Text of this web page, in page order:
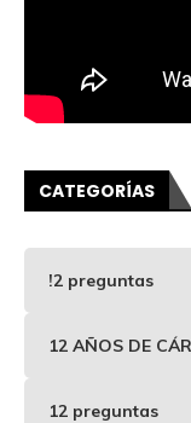
CATEGORÍAS
!2 preguntas
12 AÑOS DE
12 preguntas